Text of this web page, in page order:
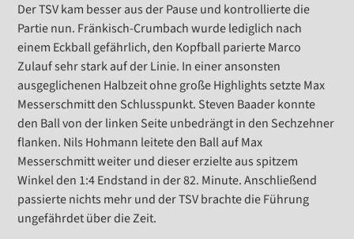
Der TSV kam besser aus der Pause und kontrollierte die
Partie nun. Fränkisch-Crumbach wurde lediglich nach
einem Eckball gefährlich, den Kopfball parierte Marco
Zulauf sehr stark auf der Linie. In einer ansonsten
ausgeglichenen Halbzeit ohne große Highlights setzte Max
Messerschmitt den Schlusspunkt. Steven Baader konnte
den Ball von der linken Seite unbedrängt in den Sechzehner
flanken. Nils Hohmann leitete den Ball auf Max
Messerschmitt weiter und dieser erzielte aus spitzem
Winkel den 1:4 Endstand in der 82. Minute. Anschließend
passierte nichts mehr und der TSV brachte die Führung
ungefährdet über die Zeit.